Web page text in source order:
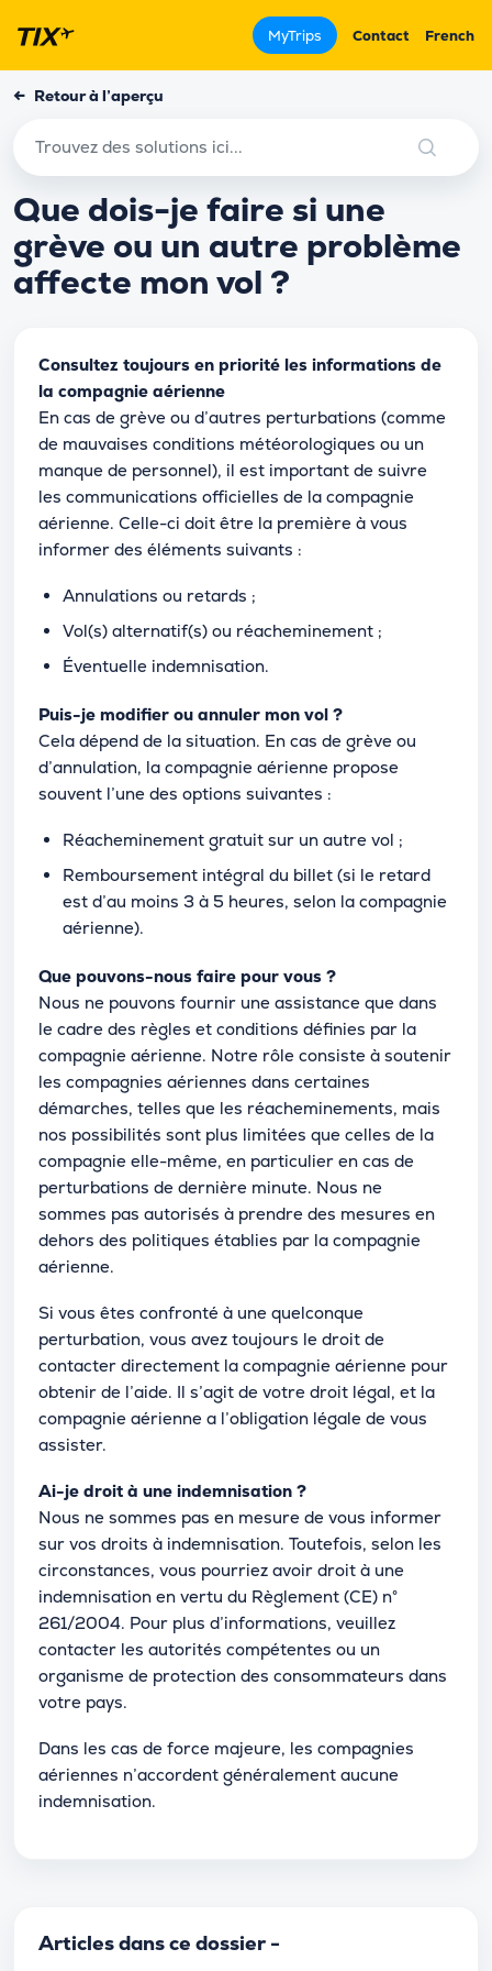
MyTrips Contact French
← Retour à l’aperçu
Que dois-je faire si une
grève ou un autre problème
affecte mon vol ?
Consultez toujours en priorité les informations de
la compagnie aérienne
En cas de grève ou d’autres perturbations (comme
de mauvaises conditions météorologiques ou un
manque de personnel), il est important de suivre
les communications officielles de la compagnie
aérienne. Celle-ci doit être la première à vous
informer des éléments suivants :
Annulations ou retards ;
Vol(s) alternatif(s) ou réacheminement ;
Éventuelle indemnisation.
Puis-je modifier ou annuler mon vol ?
Cela dépend de la situation. En cas de grève ou
d’annulation, la compagnie aérienne propose
souvent l’une des options suivantes :
Réacheminement gratuit sur un autre vol ;
Remboursement intégral du billet (si le retard
est d’au moins 3 à 5 heures, selon la compagnie
aérienne).
Que pouvons-nous faire pour vous ?
Nous ne pouvons fournir une assistance que dans
le cadre des règles et conditions définies par la
compagnie aérienne. Notre rôle consiste à soutenir
les compagnies aériennes dans certaines
démarches, telles que les réacheminements, mais
nos possibilités sont plus limitées que celles de la
compagnie elle-même, en particulier en cas de
perturbations de dernière minute. Nous ne
sommes pas autorisés à prendre des mesures en
dehors des politiques établies par la compagnie
aérienne.
Si vous êtes confronté à une quelconque
perturbation, vous avez toujours le droit de
contacter directement la compagnie aérienne pour
obtenir de l’aide. Il s’agit de votre droit légal, et la
compagnie aérienne a l’obligation légale de vous
assister.
Ai-je droit à une indemnisation ?
Nous ne sommes pas en mesure de vous informer
sur vos droits à indemnisation. Toutefois, selon les
circonstances, vous pourriez avoir droit à une
indemnisation en vertu du Règlement (CE) n°
261/2004. Pour plus d’informations, veuillez
contacter les autorités compétentes ou un
organisme de protection des consommateurs dans
votre pays.
Dans les cas de force majeure, les compagnies
aériennes n’accordent généralement aucune
indemnisation.
Articles dans ce dossier -